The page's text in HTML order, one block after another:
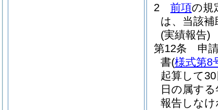
2
前項の規
は、当該
(実績報告)
第12条
申
書(様式第8
起算して
日の属す
報告しな